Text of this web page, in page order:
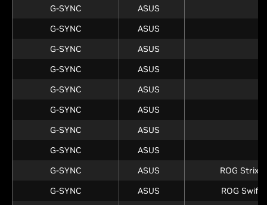
G-SYNC
ASUS
G-SYNC
ASUS
G-SYNC
ASUS
G-SYNC
ASUS
G-SYNC
ASUS
G-SYNC
ASUS
G-SYNC
ASUS
G-SYNC
ASUS
G-SYNC
ASUS
ROG Strix
G-SYNC
ASUS ROG Swift